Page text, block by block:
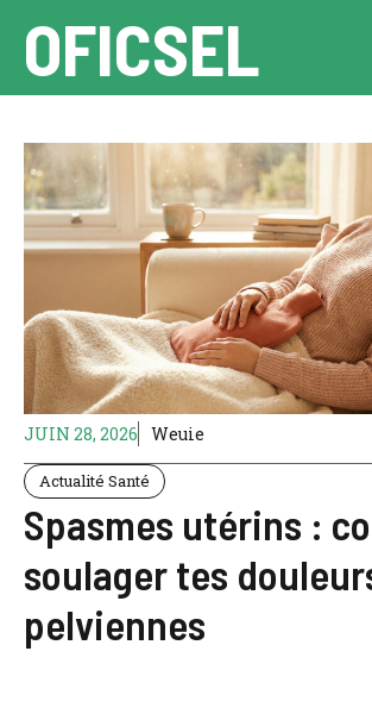
contenu
OFICSEL
JUIN 28, 2026 Weuie
Actualité Santé
Spasmes utérins :
soulager tes
pelviennes